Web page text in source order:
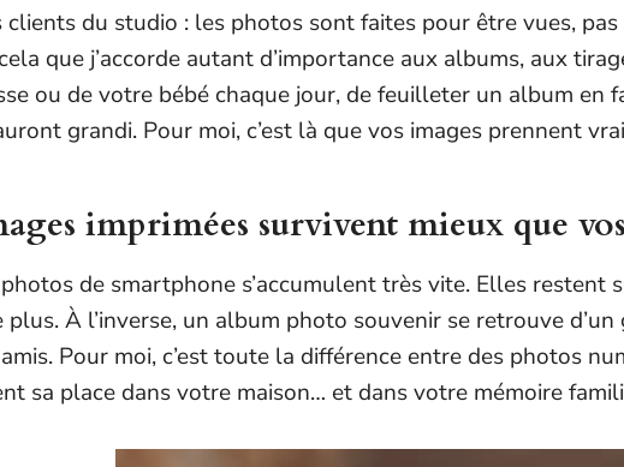
clients du studio : les photos sont faites pour être vues,
que j’accorde autant d’importance aux albums, aux
ou de votre bébé chaque jour, de feuilleter un album
grandi. Pour moi, c’est là que vos images prennent
imprimées survivent mieux que
de smartphone s’accumulent très vite. Elles
À l’inverse, un album photo souvenir se retrouve
Pour moi, c’est toute la différence entre des photos
sa place dans votre maison… et dans votre mémoire